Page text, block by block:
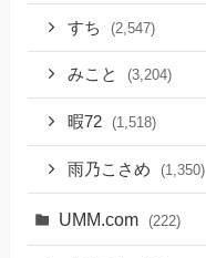
すち (2,547)
みこと (3,204)
暇72 (1,518)
雨乃こさめ (1,350)
UMM.com (222)